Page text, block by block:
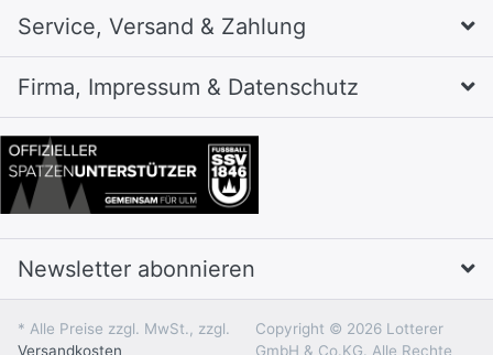
Service, Versand & Zahlung
Firma, Impressum & Datenschutz
Newsletter abonnieren
* Alle Preise zzgl. MwSt., zzgl.
Versandkosten
Copyright © 2026 Lotterer
GmbH & Co.KG. Alle Rechte